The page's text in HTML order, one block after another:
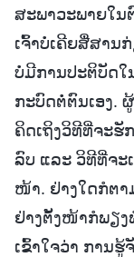
ສະພາວະພາຍໃນ
ເຈົ້າບໍ່ເຄີຍສື່ສານ
ບໍ່ມີການປະຕິບັດໃ
ກະບົດຕໍ່ຕົນເອງ.
ຄິດເຖິງວິທີທີ່ຈະຮັ
ລົບ ແລະ ວິທີທີ່ຈະ
ໜ້າ. ຢ່າງໃດກໍຕາ
ຢ່າງຕັ້ງໜ້າກໍພຽງ
ເຂົ້າໃຈວ່າ ການຮູ້